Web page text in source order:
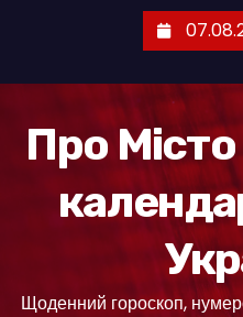
Про
Щоденний гороскоп,